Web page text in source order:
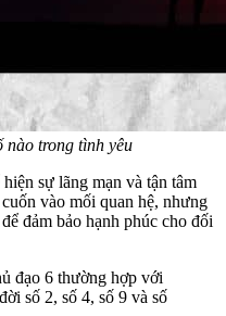
trong tình yêu
sự lãng mạn và tận tâm
vào mối quan hệ, nhưng
đảm bảo hạnh phúc cho đối
đạo 6 thường hợp với
số 2, số 4, số 9 và số